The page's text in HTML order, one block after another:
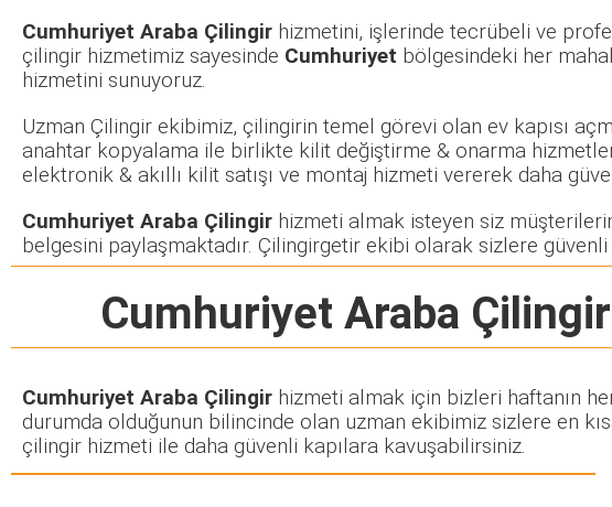
Cumhuriyet Araba Çilingir hizmetini, işlerinde tecrübeli ve
çilingir hizmetimiz sayesinde Cumhuriyet bölgesindeki her
hizmetini sunuyoruz.
Uzman Çilingir ekibimiz, çilingirin temel görevi olan ev kapısı
anahtar kopyalama ile birlikte kilit değiştirme & onarma
elektronik & akıllı kilit satışı ve montaj hizmeti vererek daha
Cumhuriyet Araba Çilingir hizmeti almak isteyen siz
belgesini paylaşmaktadır. Çilingirgetir ekibi olarak sizlere
Cumhuriyet Araba Çilingir
Cumhuriyet Araba Çilingir hizmeti almak için bizleri haftanın
durumda olduğunun bilincinde olan uzman ekibimiz sizlere en
çilingir hizmeti ile daha güvenli kapılara kavuşabilirsiniz.